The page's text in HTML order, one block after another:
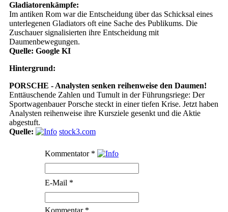
Gladiatorenkämpfe:
Im antiken Rom war die Entscheidung über das Schicksal eines
unterlegenen Gladiators oft eine Sache des Publikums. Die
Zuschauer signalisierten ihre Entscheidung mit
Daumenbewegungen.
Quelle: Google KI
Hintergrund:
PORSCHE - Analysten senken reihenweise den Daumen!
Enttäuschende Zahlen und Tumult in der Führungsriege: Der
Sportwagenbauer Porsche steckt in einer tiefen Krise. Jetzt haben
Analysten reihenweise ihre Kursziele gesenkt und die Aktie
abgestuft.
Quelle:
stock3.com
Kommentator *
E-Mail *
Kommentar *